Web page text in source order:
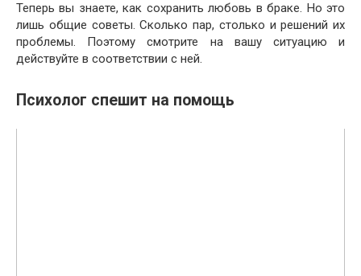
Теперь вы знаете, как сохранить любовь в браке. Но это
лишь общие советы. Сколько пар, столько и решений их
проблемы. Поэтому смотрите на вашу ситуацию и
действуйте в соответствии с ней.
Психолог спешит на помощь